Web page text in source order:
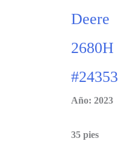
Deere
2680H
#24353
Año: 2023
35 pies